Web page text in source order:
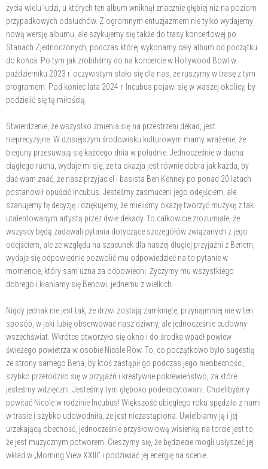
życia wielu ludzi, u których ten album wniknął znacznie głębiej niż na poziom
przypadkowych odsłuchów. Z ogromnym entuzjazmem nie tylko wydajemy
nową wersję albumu, ale szykujemy się także do trasy koncertowej po
Stanach Zjednoczonych, podczas której wykonamy cały album od początku
do końca. Po tym jak zrobiliśmy do na koncercie w Hollywood Bowl w
październiku 2023 r. oczywistym stało się dla nas, że ruszymy w trasę z tym
programem. Pod koniec lata 2024 r. Incubus pojawi się w waszej okolicy, by
podzielić się tą miłością.
Stwierdzenie, że wszystko zmienia się na przestrzeni dekad, jest
nieprecyzyjne. W dzisiejszym środowisku kulturowym mamy wrażenie, że
bieguny przesuwają się każdego dnia w południe. Jednocześnie w duchu
ciągłego ruchu, wydaje mi się, że ta okazja jest równie dobra jak każda, by
dać wam znać, że nasz przyjaciel i basista Ben Kenney po ponad 20 latach
postanowił opuścić Incubus. Jesteśmy zasmuceni jego odejściem, ale
szanujemy tę decyzję i dziękujemy, że mieliśmy okazję tworzyć muzykę z tak
utalentowanym artystą przez dwie dekady. To całkowicie zrozumiałe, że
wszyscy będą zadawali pytania dotyczące szczegółów związanych z jego
odejściem, ale ze względu na szacunek dla naszej długiej przyjaźni z Benem,
wydaje się odpowiednie pozwolić mu odpowiedzieć na to pytanie w
momencie, który sam uzna za odpowiedni. Życzymy mu wszystkiego
dobrego i kłaniamy się Benowi, jednemu z wielkich.
Nigdy jednak nie jest tak, że drzwi zostają zamknięte, przynajmniej nie w ten
sposób, w jaki lubię obserwować nasz dziwny, ale jednocześnie cudowny
wszechświat. Wkrótce otworzyło się okno i do środka wpadł powiew
świeżego powietrza w osobie Nicole Row. To, co początkowo było sugestią
ze strony samego Bena, by ktoś zastąpił go podczas jego nieobecności,
szybko przerodziło się w przyjaźń i kreatywne pokrewieństwo, za które
jesteśmy wdzięczni. Jesteśmy tym głęboko podekscytowani. Chcielibyśmy
powitać Nicole w rodzinie Incubus! Większość ubiegłego roku spędziła z nami
w trasie i szybko udowodniła, że jest niezastąpiona. Uwielbiamy ją i jej
urzekającą obecność, jednocześnie przysłowiową wisienką na torcie jest to,
że jest muzycznym potworem. Cieszymy się, że będziecie mogli usłyszeć jej
wkład w „Morning View XXIII” i podziwiać jej energię na scenie.